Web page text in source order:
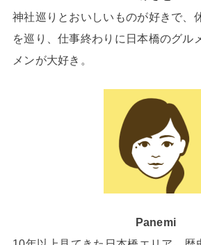
神社巡りとおいしいものが好きで、
を巡り、仕事終わりに日本橋のグル
メンが大好き。
Panemi